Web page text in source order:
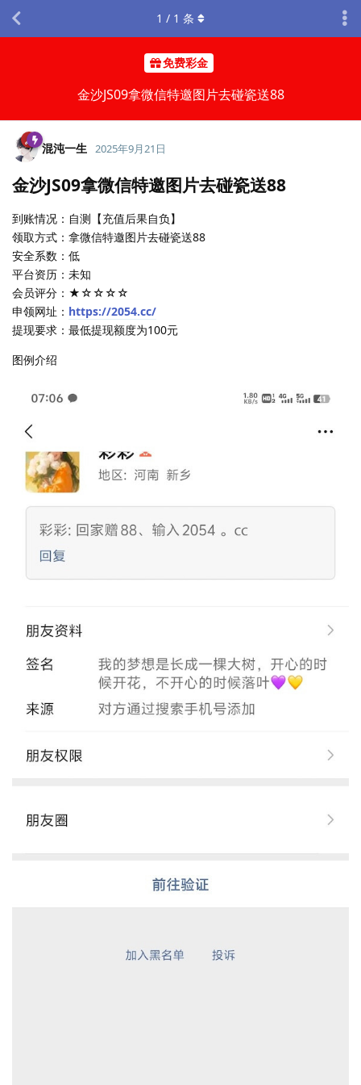
免费彩金
金沙JS09拿微信特邀图片去碰瓷送88
1 / 1 条
混沌一生 2025年9月21日
金沙JS09拿微信特邀图片去碰瓷送88
到账情况：自测【充值后果自负】
领取方式：拿微信特邀图片去碰瓷送88
安全系数：低
平台资历：未知
会员评分：★☆☆☆☆
申领网址： https://2054.cc/
提现要求：最低提现额度为100元
图例介绍